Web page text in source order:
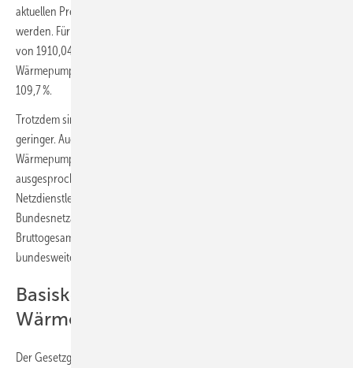
aktuellen Preisstand auch mit den Preisbremsen deutlich steigen
werden. Für die gewählten Beispiele steigen sie bei der Gas-Heizung
von 1910,04 Euro/a auf 2554,24 Euro/a um 33,7 %, bei der
Wärmepumpen-Heizung von 1009,78 Euro/a auf 2095,51 Euro um
109,7 %.
Trotzdem sind die absoluten Heizkosten bei der Wärmepumpe noch
geringer. Auch ist zu berücksichtigen, dass der bis Ende 2022 geltende
Wärmepumpentarif der SWM auch ohne Energiekriseneinfluss
ausgesprochen günstig und nur über angerechnete
Netzdienstleistungen realistisch ist. Laut Monitoringbericht 2021 der
Bundesnetzagentur und des Bundeskartellamts lag der
Bruttogesamtpreis für den Abnahmefall Wärmepumpe im
bundesweiten Mittel am 1. April 2021 schon bei 23,80 Ct/kWh.
Basiskontingent für neue
Wärmepumpen öffnen
Der Gesetzgeber sollte nun bei der Strompreisbremse darauf achten,